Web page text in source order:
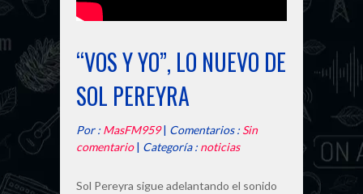
“VOS Y YO”, LO NUEVO DE
SOL PEREYRA
Por : MasFM959| Comentarios : Sin
comentario| Categoría : noticias
Sol Pereyra sigue adelantando el sonido